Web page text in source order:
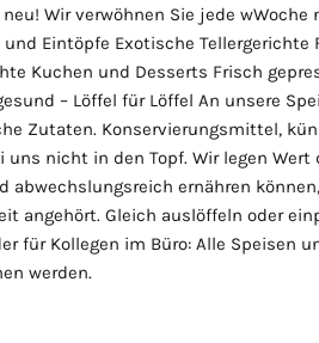
neu! Wir verwöhnen Sie jede
und Eintöpfe Exotische
Kuchen und Desserts Frisch
– Löffel für Löffel An unsere
Zutaten. Konservierungsmittel,
uns nicht in den Topf. Wir legen
abwechslungsreich ernähren
angehört. Gleich auslöffeln oder
für Kollegen im Büro: Alle Speisen
werden.